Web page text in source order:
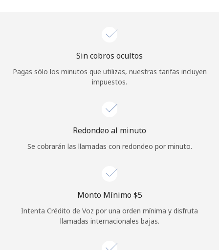
¡Hola!
Inicia sesión oREGÍSTRATE →
¿Olvidaste tu contraseña? →
Continuar con
Sin cobros ocultos
Pagas sólo los minutos que utilizas, nuestras tarifas incluyen
impuestos.
Redondeo al minuto
Se cobrarán las llamadas con redondeo por minuto.
Monto Mínimo ⁦$5⁩
Intenta Crédito de Voz por una orden mínima y disfruta
llamadas internacionales bajas.